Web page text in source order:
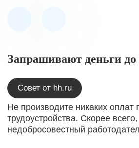
Запрашивают деньги до
Совет от hh.ru
Не производите никаких оплат
трудоустройства. Скорее
недобросовестный